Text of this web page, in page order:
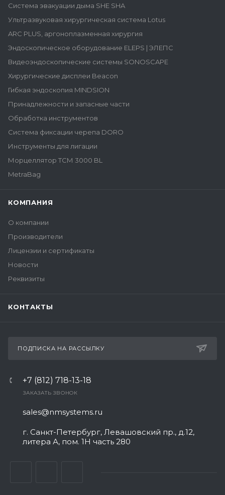
Система эвакуации дыма SHE SHA
Ультразвуковая хирургическая система Lotus
ARC PLUS, аргоноплазменная хирургия
Эндоскопическое оборудование ELEPS | ЭЛЕПС
Видеоэндоскопические системы SONOSCAPE
Хирургические дисплеи Beacon
Гибкая эндоскопия MINDSION
Принадлежности и запасные части
Обработка инструментов
Система фиксации черепа DORO
Инструменты для лигации
Морцеллятор ТСМ 3000 BL
MetraBag
КОМПАНИЯ
О компании
Производители
Лицензии и сертификаты
Новости
Реквизиты
КОНТАКТЫ
ПОДПИСКА НА РАССЫЛКУ
+7 (812) 718-13-18
ЗАКАЗАТЬ ЗВОНОК
sales@nmsystems.ru
г. Санкт-Петербург, Левашовский пр., д.12,
литера А, пом. 1Н часть 280